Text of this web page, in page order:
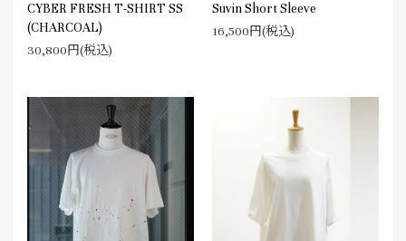
CYBER FRESH T-SHIRT SS
(CHARCOAL)
30,800円(税込)
Suvin Short Sleeve
16,500円(税込)